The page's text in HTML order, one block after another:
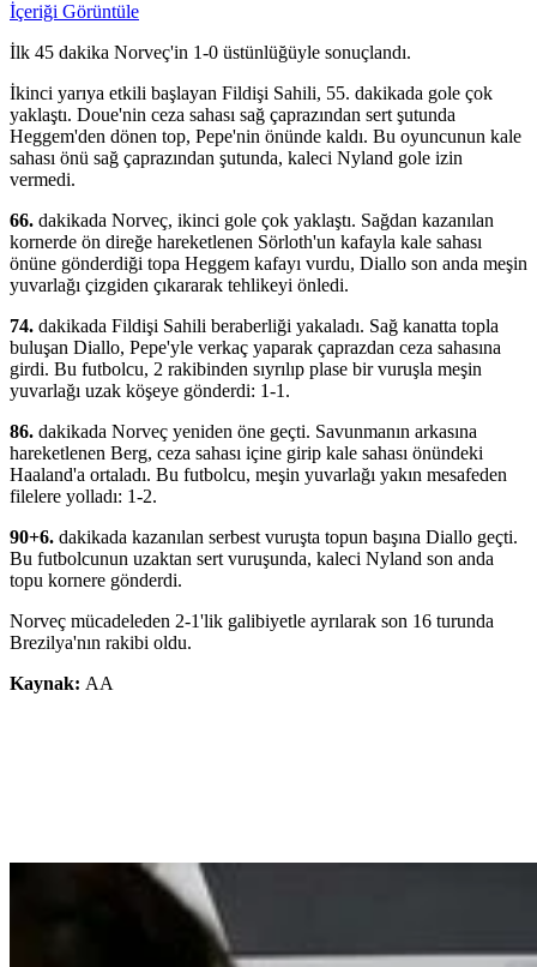
İçeriği Görüntüle
İlk 45 dakika Norveç'in 1-0 üstünlüğüyle sonuçlandı.
İkinci yarıya etkili başlayan Fildişi Sahili, 55. dakikada gole çok
yaklaştı. Doue'nin ceza sahası sağ çaprazından sert şutunda
Heggem'den dönen top, Pepe'nin önünde kaldı. Bu oyuncunun kale
sahası önü sağ çaprazından şutunda, kaleci Nyland gole izin
vermedi.
66. dakikada Norveç, ikinci gole çok yaklaştı. Sağdan kazanılan
kornerde ön direğe hareketlenen Sörloth'un kafayla kale sahası
önüne gönderdiği topa Heggem kafayı vurdu, Diallo son anda meşin
yuvarlağı çizgiden çıkararak tehlikeyi önledi.
74. dakikada Fildişi Sahili beraberliği yakaladı. Sağ kanatta topla
buluşan Diallo, Pepe'yle verkaç yaparak çaprazdan ceza sahasına
girdi. Bu futbolcu, 2 rakibinden sıyrılıp plase bir vuruşla meşin
yuvarlağı uzak köşeye gönderdi: 1-1.
86. dakikada Norveç yeniden öne geçti. Savunmanın arkasına
hareketlenen Berg, ceza sahası içine girip kale sahası önündeki
Haaland'a ortaladı. Bu futbolcu, meşin yuvarlağı yakın mesafeden
filelere yolladı: 1-2.
90+6. dakikada kazanılan serbest vuruşta topun başına Diallo geçti.
Bu futbolcunun uzaktan sert vuruşunda, kaleci Nyland son anda
topu kornere gönderdi.
Norveç mücadeleden 2-1'lik galibiyetle ayrılarak son 16 turunda
Brezilya'nın rakibi oldu.
Kaynak: AA